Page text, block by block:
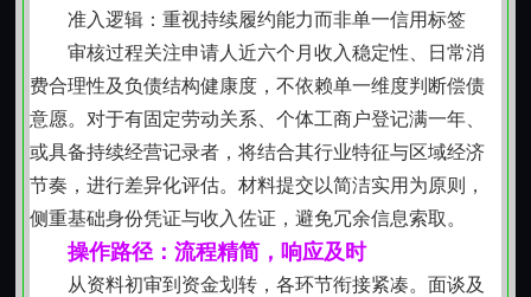
权责，不把房产当作冷冰冰的抵押物，而是看作一份沉
甸甸的信任。许多老客户介绍亲友前来，正是源于过程
中感受到的踏实与分寸。
【小问题，值得认真对待】
有人担心“民间借贷”听起来不够稳妥，其实关键不在
名号，而在操作是否透明、条款是否可溯、人员是否可
联系。我们坚持面签协议、留存凭证、逐条释义，所有
约定落于纸面，不依赖口头承诺。若您对项细节存疑，
随时可以提出，我们一起厘清，直到心里有底再推进。
准入逻辑：重视持续履约能力而非单一信用标签
审核过程关注申请人近六个月收入稳定性、日常消
费合理性及负债结构健康度，不依赖单一维度判断偿债
意愿。对于有固定劳动关系、个体工商户登记满一年、
或具备持续经营记录者，将结合其行业特征与区域经济
节奏，进行差异化评估。材料提交以简洁实用为原则，
侧重基础身份凭证与收入佐证，避免冗余信息索取。
操作路径：流程精简，响应及时
从资料初审到资金划转，各环节衔接紧凑。面谈及